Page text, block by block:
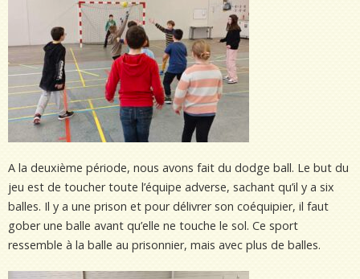
A la deuxième période, nous avons fait du dodge ball. Le but du
jeu est de toucher toute l’équipe adverse, sachant qu’il y a six
balles. Il y a une prison et pour délivrer son coéquipier, il faut
gober une balle avant qu’elle ne touche le sol. Ce sport
ressemble à la balle au prisonnier, mais avec plus de balles.